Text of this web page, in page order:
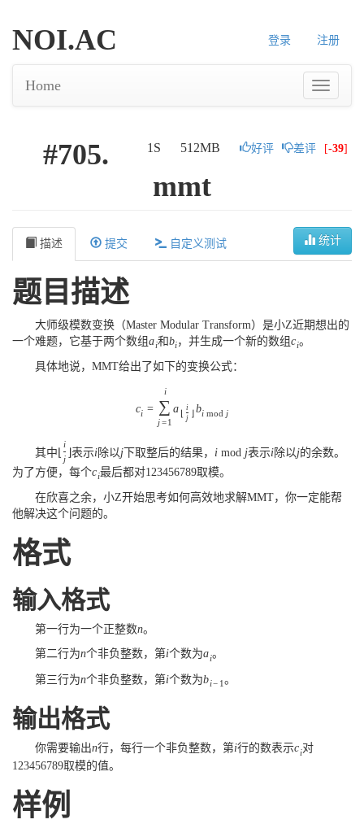
登录 注册
NOI.AC
Home
1S 512MB 好评 差评 [-39]
#705.
mmt
统计
描述 提交 自定义测试
题目描述
大师级模数变换（Master Modular Transform）是小Z近期想出的
一个难题，它基于两个数组ai和bi，并生成一个新的数组ci。
具体地说，MMT给出了如下的变换公式：
ci =
i
∑
j= 1
a ⌊
i
j ⌋bi mod j
其中
i
j
表示i除以j下取整后的结果， imod j表示i除以j的余数。
为了方便，每个ci最后都对123456789取模。
在欣喜之余，小Z开始思考如何高效地求解MMT，你一定能帮
他解决这个问题的。
格式
输入格式
第一行为一个正整数n。
第二行为n个非负整数，第i个数为ai。
第三行为n个非负整数，第i个数为bi− 1。
输出格式
你需要输出n行，每行一个非负整数，第i行的数表示ci对
123456789取模的值。
样例